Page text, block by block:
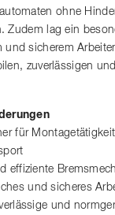
ohne
Zudem lag ein
und sicherem
zuverlässigen
für
effiziente
und sicheres
und